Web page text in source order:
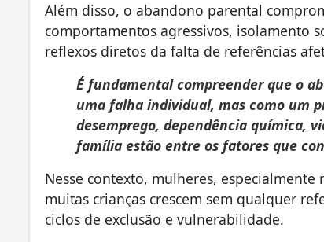
Além disso, o abandono parental
comportamentos agressivos, isolamento
reflexos diretos da falta de referências
É fundamental compreender que o
uma falha individual, mas como um
desemprego, dependência química,
família estão entre os fatores que
Nesse contexto, mulheres,
muitas crianças crescem sem qualquer
ciclos de exclusão e vulnerabilidade.